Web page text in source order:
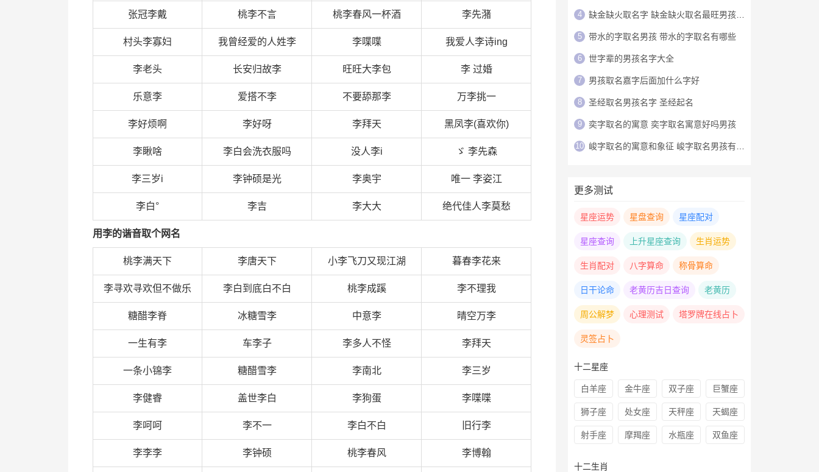
张冠李戴 桃李不言 桃李春风一杯酒 李先潴
村头李寡妇 我曾经爱的人姓李 李喋喋 我爱人李诗ing
李老头 长安归故李 旺旺大李包 李 过婚
乐意李 爱搭不李 不要舔那李 万李挑一
李好烦啊 李好呀 李拜天 黑凤李(喜欢你)
李瞅啥 李白会洗衣服吗 没人李i ゞ 李先森
李三岁i 李钟硕是光 李奥宇 唯一 李姿江
李白° 李吉 李大大 绝代佳人李莫愁
用李的谐音取个网名
桃李满天下 李唐天下 小李飞刀又现江湖 暮春李花来
李寻欢寻欢但不做乐 李白到底白不白 桃李成蹊 李不理我
糖醋李脊 冰糖雪李 中意李 晴空万李
一生有李 车李子 李多人不怪 李拜天
一条小锦李 糖醋雪李 李南北 李三岁
李健睿 盖世李白 李狗蛋 李喋喋
李呵呵 李不一 李白不白 旧行李
李李李 李钟硕 桃李春风 李博翰
4 缺金缺火取名字 缺金缺火取名最旺男孩名字
5 带水的字取名男孩 带水的字取名有哪些
6 世字辈的男孩名字大全
7 男孩取名嘉字后面加什么字好
8 圣经取名男孩名字 圣经起名
9 奕字取名的寓意 奕字取名寓意好吗男孩
10 峻字取名的寓意和象征 峻字取名男孩有寓意
更多测试
星座运势 星盘查询 星座配对
星座查询 上升星座查询 生肖运势
生肖配对 八字算命 称骨算命
日干论命 老黄历吉日查询 老黄历
周公解梦 心理测试 塔罗牌在线占卜
灵签占卜
十二星座
白羊座 金牛座 双子座 巨蟹座
狮子座 处女座 天秤座 天蝎座
射手座 摩羯座 水瓶座 双鱼座
十二生肖